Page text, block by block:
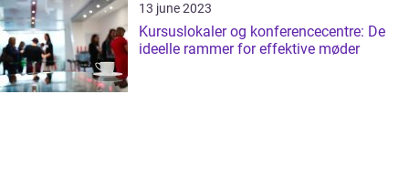
13 june 2023
Kursuslokaler og konferencecentre: De
ideelle rammer for effektive møder